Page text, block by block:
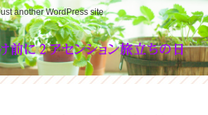
another WordPress site